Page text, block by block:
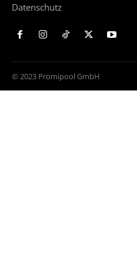
Datenschutz
© 2023 Promipool GmbH